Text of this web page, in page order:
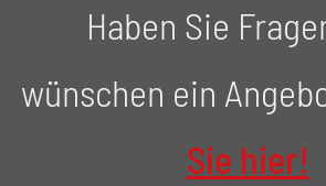
Haben Sie
wünschen ein
Sie hier!